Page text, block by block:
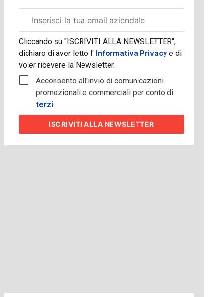
aziendale
Cliccando su "ISCRIVITI ALLA NEWSLETTER",
dichiaro di aver letto l' Informativa Privacye di
voler ricevere la Newsletter.
Acconsento all'invio di comunicazioni
promozionali e commerciali per conto di
terzi.
ISCRIVITIALLA NEWSLETTER